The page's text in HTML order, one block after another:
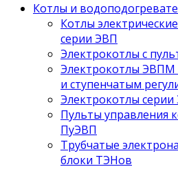
Котлы и
Котлы
серии ЭВП
Электрокотлы с
Электрокотлы ЭВПМ
и ступенчатым
Электрокотлы
Пyльты yпрaвления
ПyЭВП
Трубчатые
блоки ТЭНов